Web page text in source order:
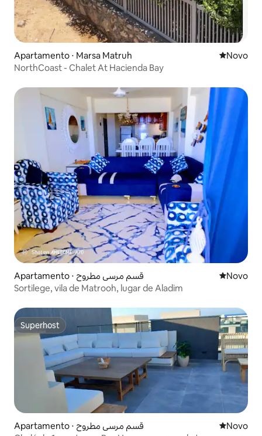
Apartamento ⋅ Marsa Matruh Novo
Novo
NorthCoast - Chalet At Hacienda Bay
Apartamento ⋅ قسم مرسى مطروح Novo
Novo
Sortilege, vila de Matrooh, lugar de Aladim
Superhost
Superhost
Apartamento ⋅ قسم مرسى مطروح Novo
Novo